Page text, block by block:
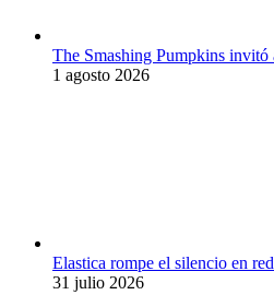
The Smashing Pumpkins
1 agosto 2026
Elastica rompe el silencio en
31 julio 2026